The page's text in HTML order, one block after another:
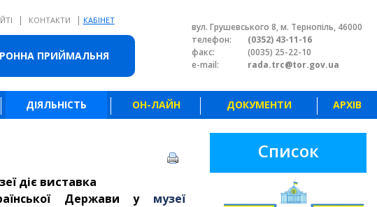
ПРИЙМАЛЬНЯ
сайту
| КОНТАКТИ | КАБІНЕТ
вул. Грушевського 8, м. Тернопіль, 46000
телефон:
(0352) 43-11-16
факс:
(0035) 25-22-10
e-mail:
rada.trc@tor.gov.ua
ДІЯЛЬНІСТЬ ОН-ЛАЙН ДОКУМЕНТИ АРХІВ
діє виставка
Держави у музеї
Список